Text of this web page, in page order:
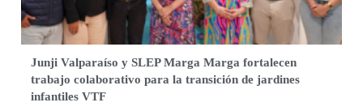
Junji Valparaíso y SLEP Marga Marga fortalecen
trabajo colaborativo para la transición de jardines
infantiles VTF